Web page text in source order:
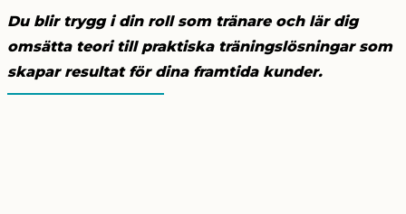
Du blir trygg i din roll som tränare och lär dig
omsätta teori till praktiska träningslösningar som
skapar resultat för dina framtida kunder.